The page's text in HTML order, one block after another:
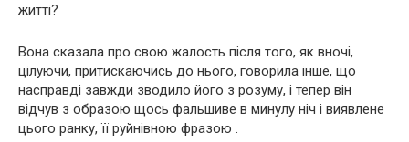
житті?
Вона сказала про свою жалость після того, як вночі,
цілуючи, притискаючись до нього, говорила інше, що
насправді завжди зводило його з розуму, і тепер він
відчув з образою щось фальшиве в минулу ніч і виявлене
цього ранку, її руйнівною фразою .